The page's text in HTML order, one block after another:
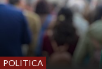
POLITICA